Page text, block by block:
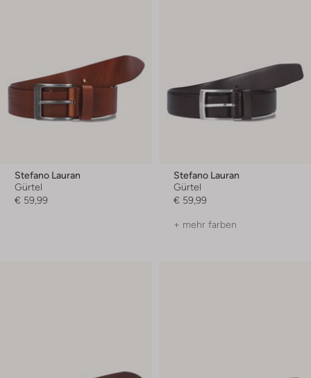
Stefano Lauran
Gürtel
€ 59,99
Stefano Lauran
Gürtel
€ 59,99
+ mehr farben